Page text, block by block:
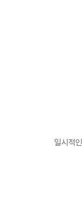
일시적